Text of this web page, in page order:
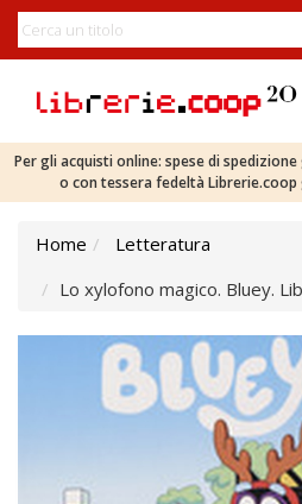
Per gli acquisti online: spese di
o con tessera fedeltà
Home
Letteratura
Lo xylofono magico. Bluey.